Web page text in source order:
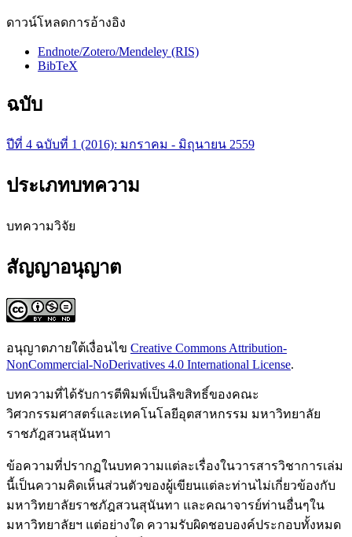
ดาวน์โหลดการอ้างอิง
Endnote/Zotero/Mendeley (RIS)
BibTeX
ฉบับ
ปีที่ 4 ฉบับที่ 1 (2016): มกราคม - มิถุนายน 2559
ประเภทบทความ
บทความวิจัย
สัญญาอนุญาต
อนุญาตภายใต้เงื่อนไข Creative Commons Attribution-
NonCommercial-NoDerivatives 4.0 International License.
บทความที่ได้รับการตีพิมพ์เป็นลิขสิทธิ์ของคณะ
วิศวกรรมศาสตร์และเทคโนโลยีอุตสาหกรรม มหาวิทยาลัย
ราชภัฎสวนสุนันทา
ข้อความที่ปรากฏในบทความแต่ละเรื่องในวารสารวิชาการเล่ม
นี้เป็นความคิดเห็นส่วนตัวของผู้เขียนแต่ละท่านไม่เกี่ยวข้องกับ
มหาวิทยาลัยราชภัฎสวนสุนันทา และคณาจารย์ท่านอื่นๆใน
มหาวิทยาลัยฯ แต่อย่างใด ความรับผิดชอบองค์ประกอบทั้งหมด